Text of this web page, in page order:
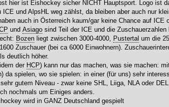
hier ist Eishockey sicher NICHT Hauptsport. Logo ist
ICE und AlpsHL weg zählst, da bleiben aber auch nur
auch in Österreich kaum/gar keine Chance auf ICE
und Asiago sind Teil der ICE und die
Bozen liegt zwischen 3000-4000, Pustertal um die
Zuschauer (bei ca 6000 Einwohnern).
deutlich höher.
der HCP) kann nur das machen, was sie machen:
da spielen, wo sie spielen: in einer (für uns) sehr
gutem Niveau - zwar keine SHL, Liiga, NLA oder
nochmals um Einiges anders.
wird in GANZ Deutschland gespielt